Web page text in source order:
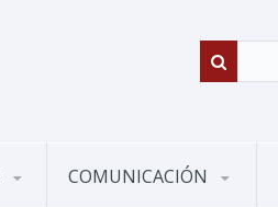
COMUNICACIÓN